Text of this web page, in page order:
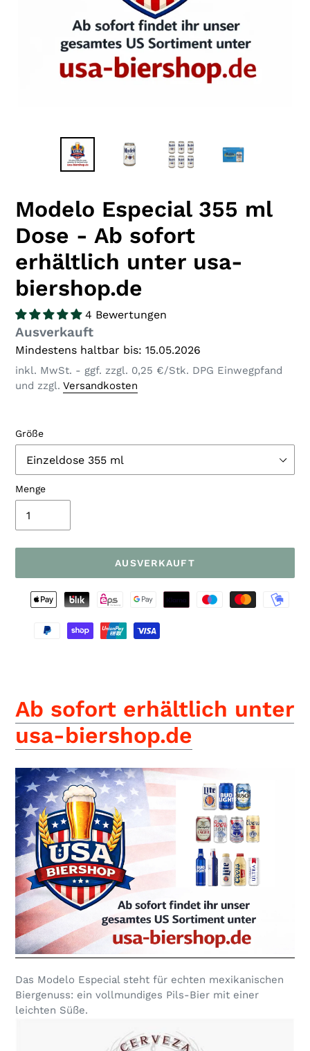
Modelo Especial 355 ml
Dose - Ab sofort
erhältlich unter usa-
biershop.de
4 Bewertungen
Verfügbarkeit
Ausverkauft
Mindestens haltbar bis: 15.05.2026
inkl. MwSt. - ggf. zzgl. 0,25 €/Stk. DPG Einwegpfand
und zzgl. Versandkosten
Größe
Menge
AUSVERKAUFT
Zahlungsarten
zum
Warenkorb
hinzugefügt
Ab sofort erhältlich unter
usa-biershop.de
Das Modelo Especial steht für echten mexikanischen
Biergenuss: ein vollmundiges Pils-Bier mit einer
leichten Süße.